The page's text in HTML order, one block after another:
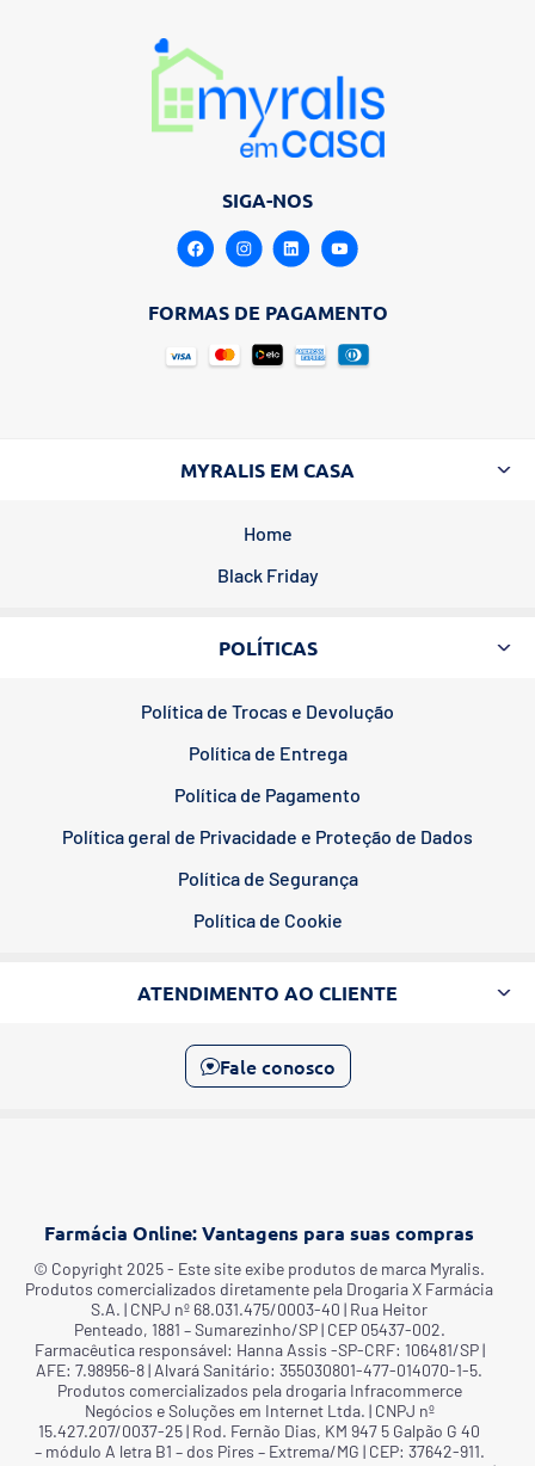
SIGA-NOS
FORMAS DE PAGAMENTO
MYRALIS EM CASA
Home
Black Friday
POLÍTICAS
Política de Trocas e Devolução
Política de Entrega
Política de Pagamento
Política geral de Privacidade e Proteção de Dados
Política de Segurança
Política de Cookie
ATENDIMENTO AO CLIENTE
Fale conosco
Farmácia Online: Vantagens para suas compras
©️ Copyright 2025 - Este site exibe produtos de marca Myralis.
Produtos comercializados diretamente pela Drogaria X Farmácia
S.A. | CNPJ nº 68.031.475/0003-40 | Rua Heitor
Penteado, 1881 – Sumarezinho/SP | CEP 05437-002.
Farmacêutica responsável: Hanna Assis -SP-CRF: 106481/SP |
AFE: 7.98956-8 | Alvará Sanitário: 355030801-477-014070-1-5.
Produtos comercializados pela drogaria Infracommerce
Negócios e Soluções em Internet Ltda. | CNPJ nº
15.427.207/0037-25 | Rod. Fernão Dias, KM 947 5 Galpão G 40
– módulo A letra B1 – dos Pires – Extrema/MG | CEP: 37642-911.